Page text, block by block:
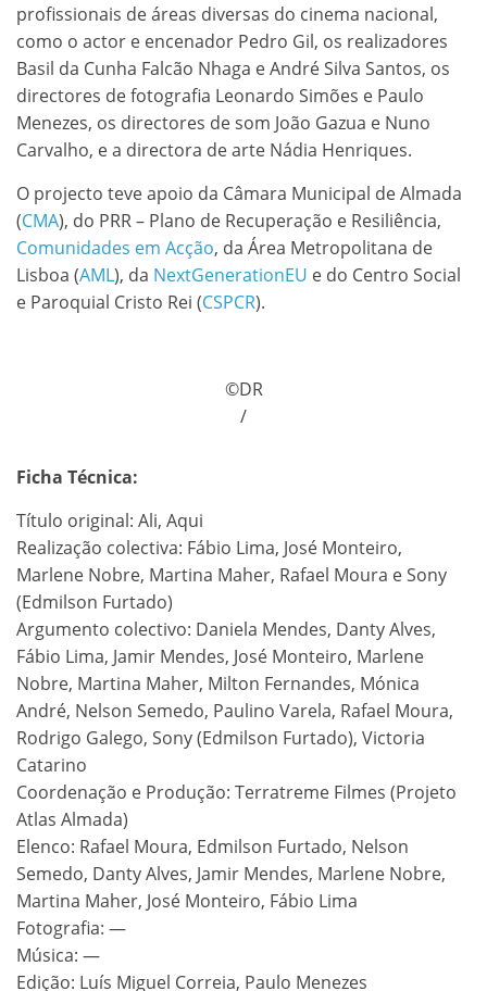
profissionais de áreas diversas do cinema nacional,
como o actor e encenador Pedro Gil, os realizadores
Basil da Cunha Falcão Nhaga e André Silva Santos, os
directores de fotografia Leonardo Simões e Paulo
Menezes, os directores de som João Gazua e Nuno
Carvalho, e a directora de arte Nádia Henriques.
O projecto teve apoio da Câmara Municipal de Almada
(CMA), do PRR – Plano de Recuperação e Resiliência,
Comunidades em Acção, da Área Metropolitana de
Lisboa (AML), da NextGenerationEU e do Centro Social
e Paroquial Cristo Rei (CSPCR).
©DR
/
Ficha Técnica:
Título original: Ali, Aqui
Realização colectiva: Fábio Lima, José Monteiro,
Marlene Nobre, Martina Maher, Rafael Moura e Sony
(Edmilson Furtado)
Argumento colectivo: Daniela Mendes, Danty Alves,
Fábio Lima, Jamir Mendes, José Monteiro, Marlene
Nobre, Martina Maher, Milton Fernandes, Mónica
André, Nelson Semedo, Paulino Varela, Rafael Moura,
Rodrigo Galego, Sony (Edmilson Furtado), Victoria
Catarino
Coordenação e Produção: Terratreme Filmes (Projeto
Atlas Almada)
Elenco: Rafael Moura, Edmilson Furtado, Nelson
Semedo, Danty Alves, Jamir Mendes, Marlene Nobre,
Martina Maher, José Monteiro, Fábio Lima
Fotografia: —
Música: —
Edição: Luís Miguel Correia, Paulo Menezes